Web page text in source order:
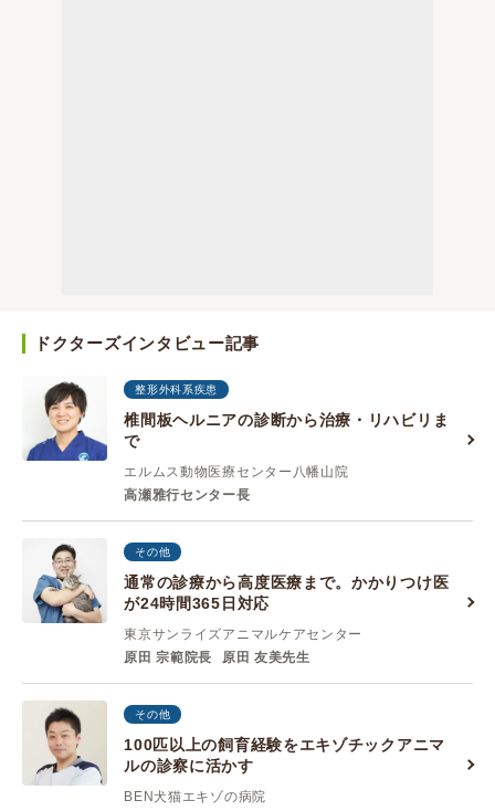
ドクターズインタビュー記事
整形外科系疾患
椎間板ヘルニアの診断から治療・リハビリま
で
エルムス動物医療センター八幡山院
高瀬雅行センター長
その他
通常の診療から高度医療まで。かかりつけ医
が24時間365日対応
東京サンライズアニマルケアセンター
原田 宗範院長
原田 友美先生
その他
100匹以上の飼育経験をエキゾチックアニマ
ルの診察に活かす
BEN犬猫エキゾの病院